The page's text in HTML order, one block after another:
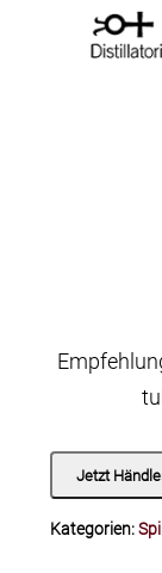
Jetzt
Kategorien: